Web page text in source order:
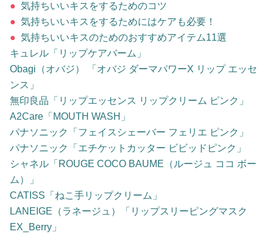
ゲーム
● 気持ちいいキスをするためのコツ
● 気持ちいいキスをするためにはケアも必要！
● 気持ちいいキスのためのおすすめアイテム11選
キュレル「リップケアバーム」
Obagi（オバジ） 「オバジ ダーマパワーX リップ エッセ
ンス」
無印良品「リップエッセンス リップクリーム ピンク」
A2Care「MOUTH WASH」
パナソニック「フェイスシェーバー フェリエ ピンク」
パナソニック「エチケットカッター ビビッドピンク」
シャネル「ROUGE COCO BAUME（ルージュ ココ ボー
ム）」
CATISS「ねこ手リップクリーム」
LANEIGE（ラネージュ）「リップスリーピングマスク
EX_Berry」